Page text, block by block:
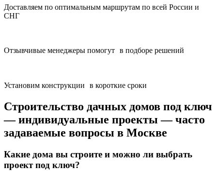
Доставляем по оптимальным маршрутам по всей России и
СНГ
Отзывчивые менеджеры помогут в подборе решений
Установим конструкции в короткие сроки
Строительство дачных домов под ключ
— индивидуальные проекты — часто
задаваемые вопросы в Москве
Какие дома вы строите и можно ли выбрать
проект под ключ?